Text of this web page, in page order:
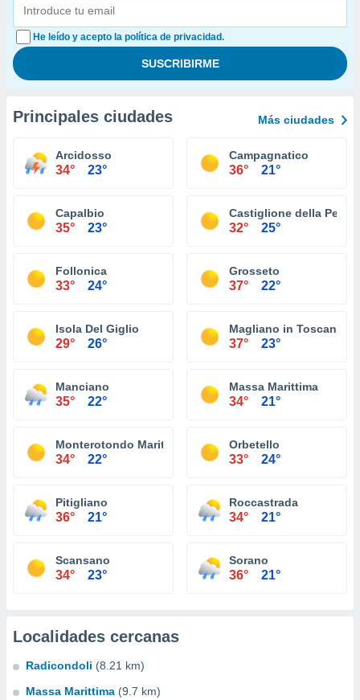
He leído y acepto la política de privacidad.
Principales ciudades Más ciudades
Arcidosso
34° 23°
Campagnatico
36° 21°
Capalbio
35° 23°
Castiglione della
32° 25°
Follonica
33° 24°
Grosseto
37° 22°
Isola Del Giglio
29° 26°
Magliano in Toscana
37° 23°
Manciano
35° 22°
Massa Marittima
34° 21°
Monterotondo Marittimo
34° 22°
Orbetello
33° 24°
Pitigliano
36° 21°
Roccastrada
34° 21°
Scansano
34° 23°
Sorano
36° 21°
Localidades cercanas
Radicondoli (8.21 km)
Massa Marittima (9.7 km)